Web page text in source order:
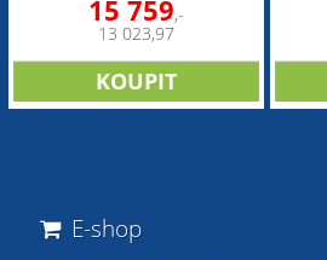
15 759,-
13 023,97
E-shop